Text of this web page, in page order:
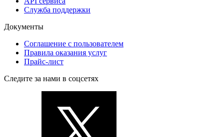
Служба поддержки
Документы
Соглашение с пользователем
Правила оказания услуг
Прайс-лист
Следите за нами в соцсетях